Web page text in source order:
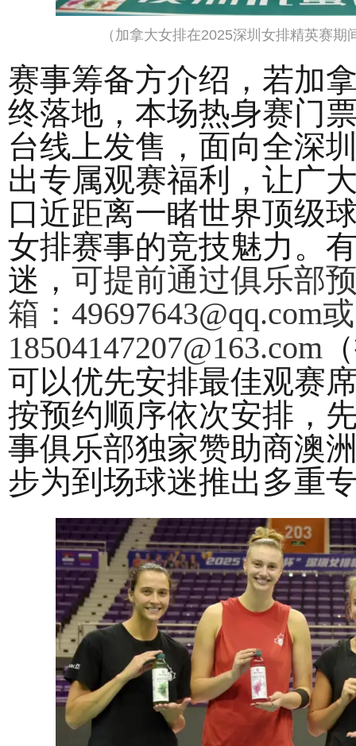
（加拿大女排在2025深圳女排精英赛
赛事筹备方介绍，若加
终落地，本场热身赛门
台线上发售，面向全深
出专属观赛福利，让广
口近距离一睹世界顶级
女排赛事的竞技魅力。
迷， 可提前通过俱乐部
箱：49697643@qq.com或
18504147207@163.com
可以优先安排最佳观赛
按预约顺序依次安排，
事俱乐部独家赞助商澳
步为到场球迷推出多重